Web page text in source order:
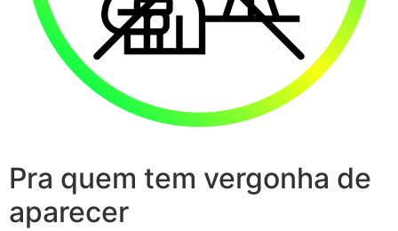
Pra quem tem vergonha de
aparecer